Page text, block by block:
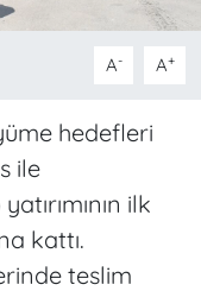
A- A+
hedefleri
ile
ilk
kattı.
teslim